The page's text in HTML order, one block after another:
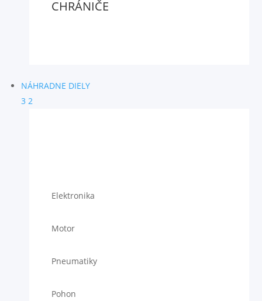
CHRÁNIČE
NÁHRADNE DIELY
3 2
Elektronika
Motor
Pneumatiky
Pohon